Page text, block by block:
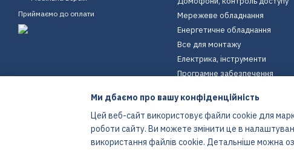
Приймаємо до оплати
Інтернет-магазин створений з Хорошоп
Мережеве обладнання
Енергетичне обладнання
Все для монтажу
Електрика, інструменти
Програмне забезпечення
Екіпірування
Енергетичне обладнання
Ми дбаємо про вашу конфіденційність
Цей веб-сайт використовує файли cookie для
роботи сайту. Ви можете змінити це в
використання файлів cookie. Детальніше можна